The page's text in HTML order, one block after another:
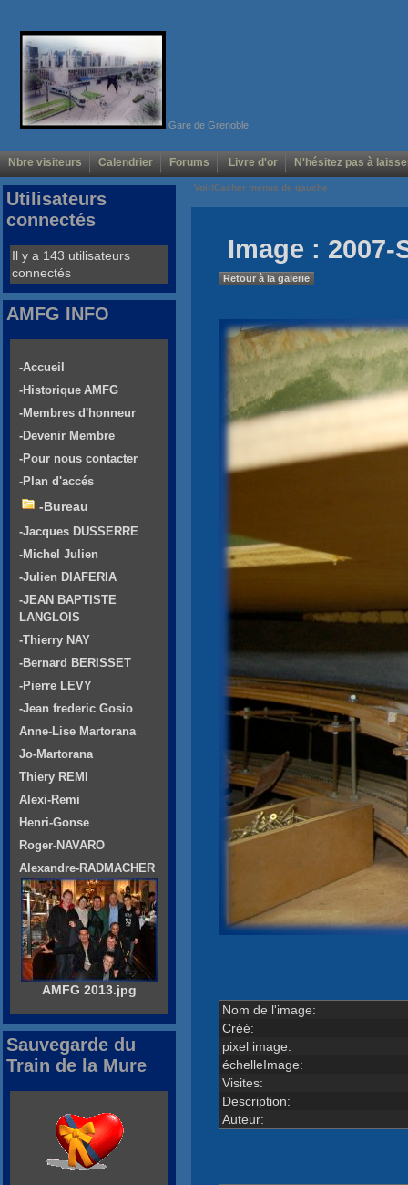
Gare de Grenoble
Nbre visiteurs Calendrier Forums Livre d'or N'hésitez pas à
Voir/Cacher menus de gauche
Image : 2007-
Retour à la galerie
Nom de l'image:
Créé:
pixel image:
échelleImage:
Visites:
Description:
Auteur:
Utilisateurs
connectés
Il y a 143 utilisateurs
connectés
AMFG INFO
-Accueil
-Historique AMFG
-Membres d'honneur
-Devenir Membre
-Pour nous contacter
-Plan d'accés
-Bureau
-Jacques DUSSERRE
-Michel Julien
-Julien DIAFERIA
-JEAN BAPTISTE
LANGLOIS
-Thierry NAY
-Bernard BERISSET
-Pierre LEVY
-Jean frederic Gosio
Anne-Lise Martorana
Jo-Martorana
Thiery REMI
Alexi-Remi
Henri-Gonse
Roger-NAVARO
Alexandre-RADMACHER
AMFG 2013.jpg
Sauvegarde du
Train de la Mure